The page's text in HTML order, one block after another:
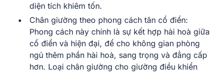
diện tích khiêm tốn.
Chân giường theo phong cách tân cổ điển:
Phong cách này chính là sự kết hợp hài hoà giữa
cổ điển và hiện đại, để cho không gian phòng
ngủ thêm phần hài hoà, sang trọng và đẳng cấp
hơn. Loại chân giường cho giường điều khiển